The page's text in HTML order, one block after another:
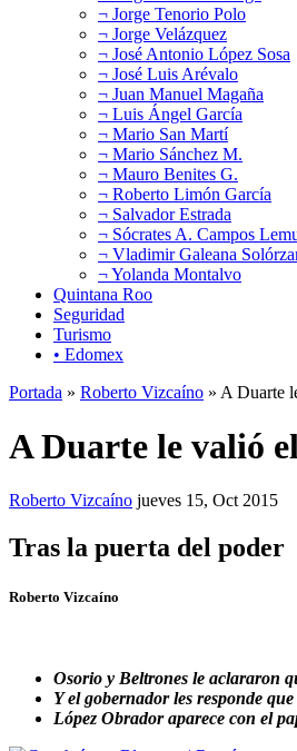
¬ Jorge Tenorio Polo
¬ Jorge Velázquez
¬ José Antonio López Sosa
¬ José Luis Arévalo
¬ Juan Manuel Magaña
¬ Luis Ángel García
¬ Mario San Martí
¬ Mario Sánchez M.
¬ Mauro Benites G.
¬ Roberto Limón García
¬ Salvador Estrada
¬ Sócrates A. Campos
¬ Vladimir Galeana
¬ Yolanda Montalvo
Quintana Roo
Seguridad
Turismo
• Edomex
Portada » Roberto Vizcaíno » A Duarte
A Duarte le valió
Roberto Vizcaíno jueves 15, Oct 2015
Tras la puerta del poder
Roberto Vizcaíno
Osorio y Beltrones le aclararon
Y el gobernador les responde
López Obrador aparece con el